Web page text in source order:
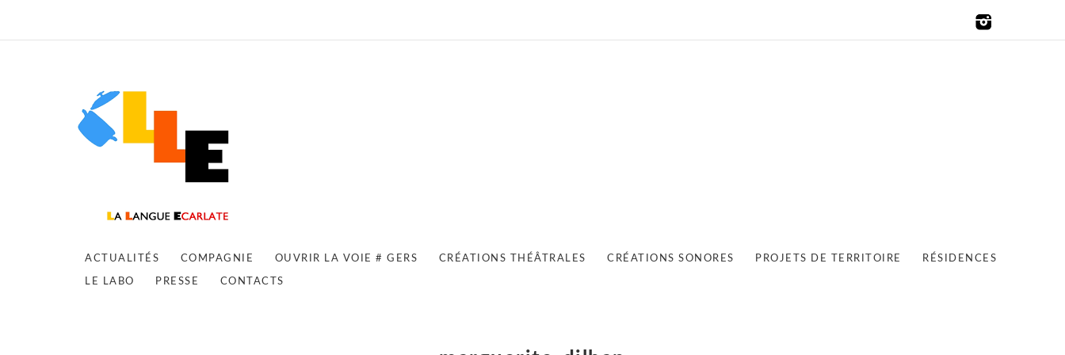
ACTUALITÉS COMPAGNIE OUVRIR LA VOIE # GERS CRÉATIONS THÉÂTRALES CRÉATIONS SONORES PROJETS DE TERRITOIRE RÉSIDENCES
LE LABO PRESSE CONTACTS